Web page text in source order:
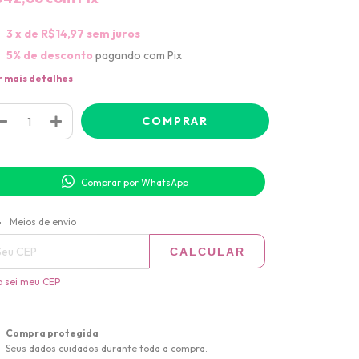
3 x de R$14,97 sem juros
5% de desconto pagando com Pix
mais detalhes
Comprar por WhatsApp
para o CEP:
Meios de envio
CALCULAR
sei meu CEP
Compra protegida
Seus dados cuidados durante toda a compra.